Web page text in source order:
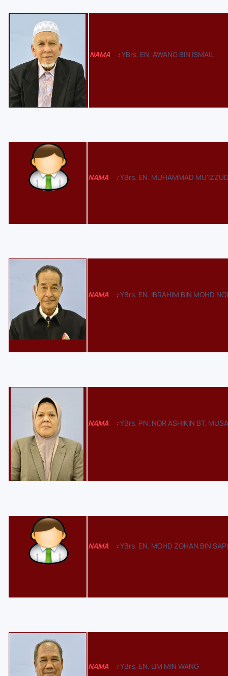
NAMA :YBrs. EN. AWANG BIN ISMAIL
NAMA :YBrs. EN. MUHAMMAD
NAMA :YBrs. EN. IBRAHIM BIN MOHD
NAMA :YBrs. PN. NOR ASHIKIN BT. MUSA
NAMA :YBrs. EN. MOHD ZOHAN BIN
NAMA :YBrs. EN. LIM MIN WANG